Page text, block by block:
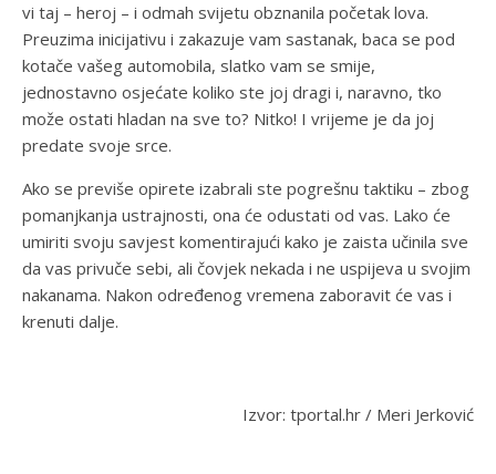
vi taj – heroj – i odmah svijetu obznanila početak lova.
Preuzima inicijativu i zakazuje vam sastanak, baca se pod
kotače vašeg automobila, slatko vam se smije,
jednostavno osjećate koliko ste joj dragi i, naravno, tko
može ostati hladan na sve to? Nitko! I vrijeme je da joj
predate svoje srce.
Ako se previše opirete izabrali ste pogrešnu taktiku – zbog
pomanjkanja ustrajnosti, ona će odustati od vas. Lako će
umiriti svoju savjest komentirajući kako je zaista učinila sve
da vas privuče sebi, ali čovjek nekada i ne uspijeva u svojim
nakanama. Nakon određenog vremena zaboravit će vas i
krenuti dalje.
Izvor: tportal.hr / Meri Jerković